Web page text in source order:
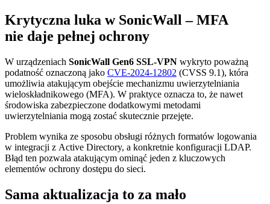
Krytyczna luka w SonicWall – MFA
nie daje pełnej ochrony
W urządzeniach SonicWall Gen6 SSL-VPN wykryto poważną
podatność oznaczoną jako CVE-2024-12802 (CVSS 9.1), która
umożliwia atakującym obejście mechanizmu uwierzytelniania
wieloskładnikowego (MFA). W praktyce oznacza to, że nawet
środowiska zabezpieczone dodatkowymi metodami
uwierzytelniania mogą zostać skutecznie przejęte.
Problem wynika ze sposobu obsługi różnych formatów logowania
w integracji z Active Directory, a konkretnie konfiguracji LDAP.
Błąd ten pozwala atakującym ominąć jeden z kluczowych
elementów ochrony dostępu do sieci.
Sama aktualizacja to za mało